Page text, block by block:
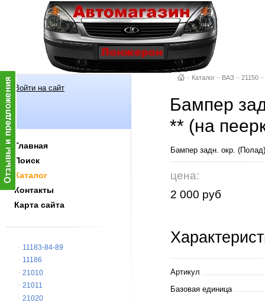
Войти на сайт
Главная
Поиск
Каталог
Контакты
Карта сайта
11183-84-89
11186
21010
21011
21020
– Каталог – ВАЗ – 21150 –
Бампер
** (на
Бампер задн. окр.
цена:
2 000 руб
Артикул
Базовая единица